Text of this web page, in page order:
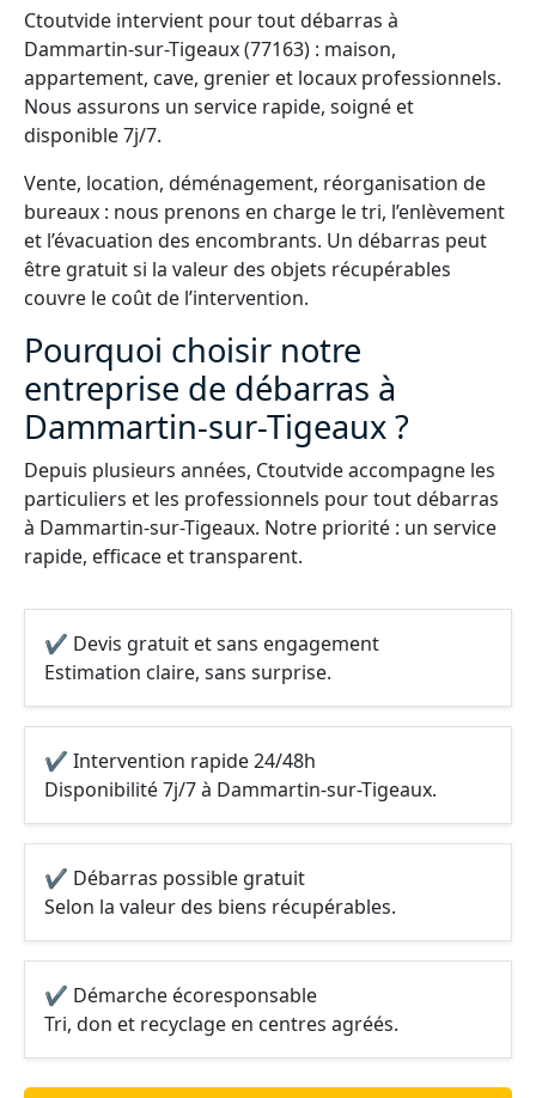
Ctoutvide intervient pour tout débarras à
Dammartin-sur-Tigeaux (77163) : maison,
appartement, cave, grenier et locaux professionnels.
Nous assurons un service rapide, soigné et
disponible 7j/7.
Vente, location, déménagement, réorganisation de
bureaux : nous prenons en charge le tri, l’enlèvement
et l’évacuation des encombrants. Un débarras peut
être gratuit si la valeur des objets récupérables
couvre le coût de l’intervention.
Pourquoi choisir notre
entreprise de débarras à
Dammartin-sur-Tigeaux ?
Depuis plusieurs années, Ctoutvide accompagne les
particuliers et les professionnels pour tout débarras
à Dammartin-sur-Tigeaux. Notre priorité : un service
rapide, efficace et transparent.
✔ Devis gratuit et sans engagement
Estimation claire, sans surprise.
✔ Intervention rapide 24/48h
Disponibilité 7j/7 à Dammartin-sur-Tigeaux.
✔ Débarras possible gratuit
Selon la valeur des biens récupérables.
✔ Démarche écoresponsable
Tri, don et recyclage en centres agréés.